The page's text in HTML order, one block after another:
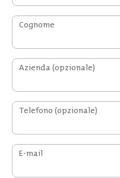
Cognome
Azienda(opzionale)
Telefono (opzionale)
E-mail